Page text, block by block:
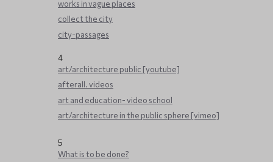
works in vague places
collect the city
city-passages
4
art/architecture public [youtube]
afterall. videos
art and education- video school
art/architecture in the public sphere [vimeo]
5
What is to be done?